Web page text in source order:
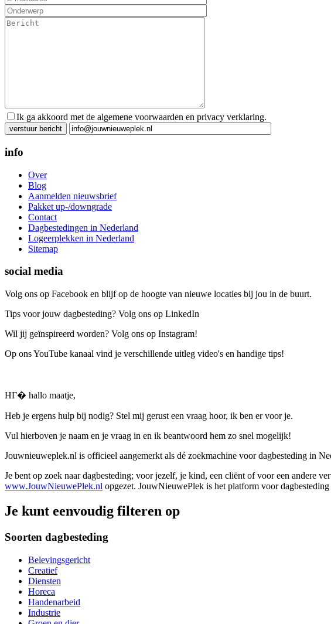
Ik ga akkoord met de algemene voorwaarden en privacy verklaring.
Gelieve dit veld leeg te laten.
info
Over
Blog
Aanmelden nieuwsbrief
Pakket up-/downgrade
Contact
Dagbestedingen in Nederland
Logeerplekken in Nederland
Sitemap
social media
Volg ons op Facebook en blijf op de hoogte van nieuwe locaties bij jou in de buurt.
Tips voor jouw dagbesteding? Volg ons op LinkedIn
Wil jij geïnspireerd worden? Volg ons op Instagram!
Op ons YouTube kanaal vind je verschillende uitleg video's en handige tips!
HГ� hallo maatje,
Heb je ergens hulp bij nodig? Stel mij gerust een vraag hoor, ik ben er voor je.
Vul hierboven je naam en je vraag in en ik beantwoord hem zo snel mogelijk!
Jouwnieuweplek.nl is officieel aangemerkt als dé zoekmachine voor dagbesteding in
Je bent op zoek naar dagbesteding; voor jezelf, je kind, een cliënt of voor een andere
www.JouwNieuwePlek.nl opgezet. JouwNieuwePlek is het platform voor
Je kunt eenvoudig filteren op
Soorten dagbesteding
Belevingsgericht
Creatief
Diensten
Horeca
Handenarbeid
Industrie